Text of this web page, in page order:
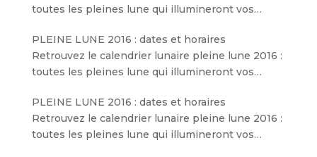
toutes les pleines lune qui illumineront vos…
PLEINE LUNE 2016 : dates et horaires
Retrouvez le calendrier lunaire pleine lune 2016 :
toutes les pleines lune qui illumineront vos…
PLEINE LUNE 2016 : dates et horaires
Retrouvez le calendrier lunaire pleine lune 2016 :
toutes les pleines lune qui illumineront vos…